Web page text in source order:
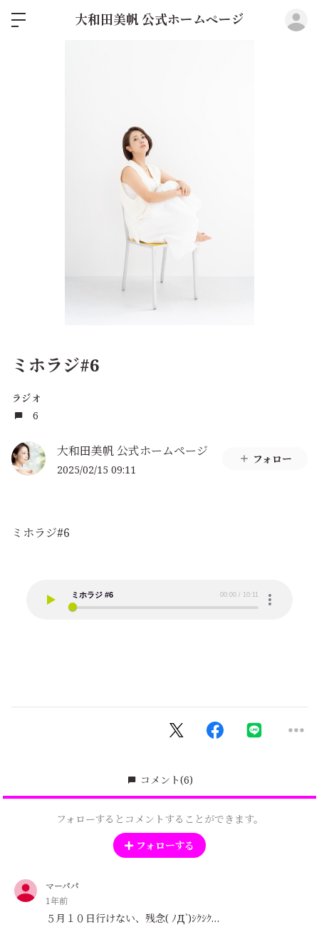
大和田美帆 公式ホームページ
ミホラジ#6
ラジオ
6
大和田美帆 公式ホームページ
2025/02/15 09:11
フォロー
ミホラジ#6
コメント(6)
フォローするとコメントすることができます。
フォローする
マーパパ
1年前
５月１０日行けない、残念( ﾉД`)ｼｸｼｸ…